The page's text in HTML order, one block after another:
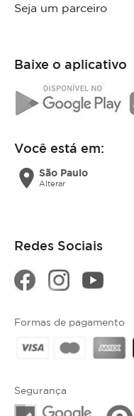
Seja um parceiro
Baixe o aplicativo
Você está em:
location_on São Paulo
Alterar
Redes Sociais
Segurança
Formas de pagamento